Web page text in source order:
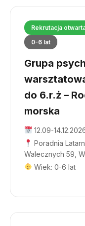
Rekrutacja
0-6 lat
Grupa
do 6.r.ż –
morska
12.09-
Poradnia
Walecznych 59,
Wiek: 0-6 lat